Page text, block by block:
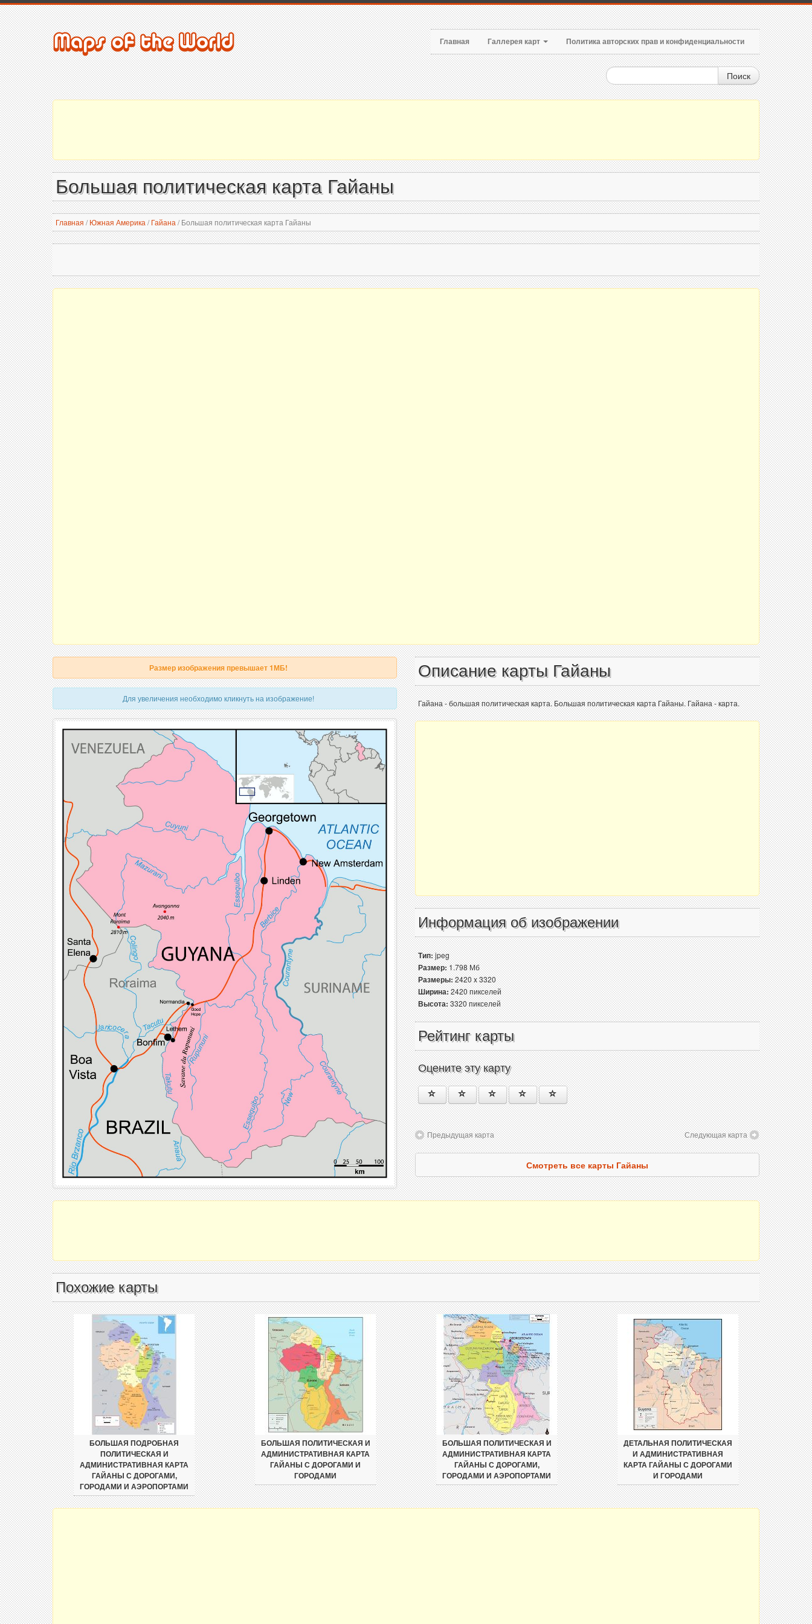
Главная Галлерея карт Политика авторских прав и конфиденциальности
Поиск
Большая политическая карта Гайаны
Главная / Южная Америка / Гайана /Большая политическая карта Гайаны
Размер изображения превышает 1МБ!
Для увеличения необходимо кликнуть на изображение!
Описание карты Гайаны
Гайана - большая политическая карта. Большая политическая карта Гайаны. Гайана - карта.
Информация об изображении
Тип:jpeg
Размер:1.798 Мб
Размеры:2420 x 3320
Ширина:2420 пикселей
Высота:3320 пикселей
Рейтинг карты
Оцените эту карту
Предыдущая карта Следующая карта
Смотреть все карты Гайаны
Похожие карты
БОЛЬШАЯ ПОДРОБНАЯ
ПОЛИТИЧЕСКАЯ И
АДМИНИСТРАТИВНАЯ КАРТА
ГАЙАНЫ С ДОРОГАМИ,
ГОРОДАМИ И АЭРОПОРТАМИ
БОЛЬШАЯ ПОЛИТИЧЕСКАЯ И
АДМИНИСТРАТИВНАЯ КАРТА
ГАЙАНЫ С ДОРОГАМИ И
ГОРОДАМИ
БОЛЬШАЯ ПОЛИТИЧЕСКАЯ И
АДМИНИСТРАТИВНАЯ КАРТА
ГАЙАНЫ С ДОРОГАМИ,
ГОРОДАМИ И АЭРОПОРТАМИ
ДЕТАЛЬНАЯ ПОЛИТИЧЕСКАЯ
И АДМИНИСТРАТИВНАЯ
КАРТА ГАЙАНЫ С ДОРОГАМИ
И ГОРОДАМИ